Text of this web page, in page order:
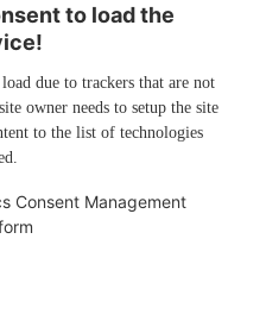
to load the
due to trackers that are not
owner needs to setup the site
to the list of technologies
Consent Management